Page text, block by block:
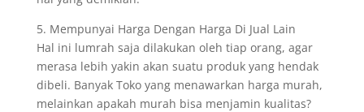
5. Mempunyai Harga Dengan Harga Di Jual Lain
Hal ini lumrah saja dilakukan oleh tiap orang, agar
merasa lebih yakin akan suatu produk yang hendak
dibeli. Banyak Toko yang menawarkan harga murah,
melainkan apakah murah bisa menjamin kualitas?